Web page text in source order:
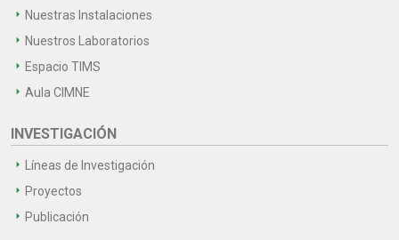
Nuestras Instalaciones
Nuestros Laboratorios
Espacio TIMS
Aula CIMNE
INVESTIGACIÓN
Líneas de Investigación
Proyectos
Publicación